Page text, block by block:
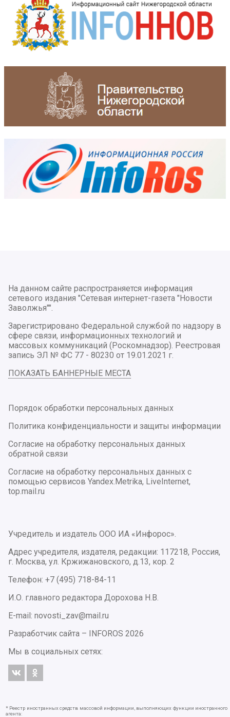
На данном сайте распространяется информация
сетевого издания "Сетевая интернет-газета "Новости
Заволжья"".
Зарегистрировано Федеральной службой по надзору в
сфере связи, информационных технологий и
массовых коммуникаций (Роскомнадзор). Реестровая
запись ЭЛ № ФС 77 - 80230 от 19.01.2021 г.
ПОКАЗАТЬ БАННЕРНЫЕ МЕСТА
Порядок обработки персональных данных
Политика конфиденциальности и защиты информации
Согласие на обработку персональных данных
обратной связи
Согласие на обработку персональных данных с
помощью сервисов Yandex.Metrika, LiveInternet,
top.mail.ru
Учредитель и издатель ООО ИА «Инфорос».
Адрес учредителя, издателя, редакции: 117218, Россия,
г. Москва, ул. Кржижановского, д.13, кор. 2
Телефон: +7 (495) 718-84-11
И.О. главного редактора Дорохова Н.В.
E-mail: novosti_zav@mail.ru
Разработчик сайта –
INFOROS 2026
Мы в социальных сетях:
* Реестр иностранных средств массовой информации, выполняющих функции иностранного
агента: